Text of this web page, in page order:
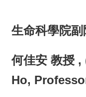
生命科學院副
何佳安 教授
Ho,